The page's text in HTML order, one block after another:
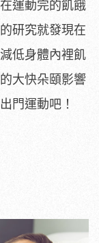
運動完的飢餓
研究就發現在
低身體內裡飢
大快朵頤影響
門運動吧！